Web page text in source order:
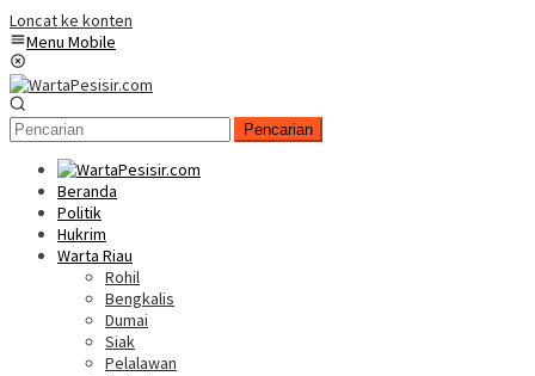
Loncat ke konten
Menu Mobile
Pencarian
Beranda
Politik
Hukrim
Warta Riau
Rohil
Bengkalis
Dumai
Siak
Pelalawan